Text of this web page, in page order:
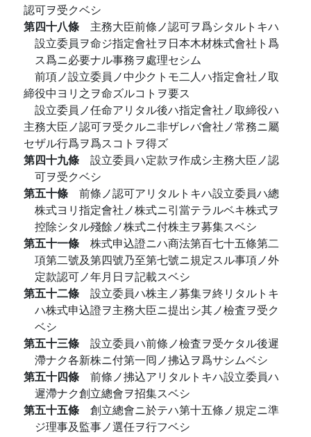
認可ヲ受クベシ
第四十八條 主務大臣前條ノ認可ヲ爲シタルトキハ
設立委員ヲ命ジ指定會社ヲ日本木材株式會社ト爲
ス爲ニ必要ナル事務ヲ處理セシム
前項ノ設立委員ノ中少クトモ二人ハ指定會社ノ取
締役中ヨリ之ヲ命ズルコトヲ要ス
設立委員ノ任命アリタル後ハ指定會社ノ取締役ハ
主務大臣ノ認可ヲ受クルニ非ザレバ會社ノ常務ニ屬
セザル行爲ヲ爲スコトヲ得ズ
第四十九條 設立委員ハ定款ヲ作成シ主務大臣ノ認
可ヲ受クベシ
第五十條 前條ノ認可アリタルトキハ設立委員ハ總
株式ヨリ指定會社ノ株式ニ引當テラルベキ株式ヲ
控除シタル殘餘ノ株式ニ付株主ヲ募集スベシ
第五十一條 株式申込證ニハ商法第百七十五條第二
項第二號及第四號乃至第七號ニ規定スル事項ノ外
定款認可ノ年月日ヲ記載スベシ
第五十二條 設立委員ハ株主ノ募集ヲ終リタルトキ
ハ株式申込證ヲ主務大臣ニ提出シ其ノ檢査ヲ受ク
ベシ
第五十三條 設立委員ハ前條ノ檢査ヲ受ケタル後遲
滯ナク各新株ニ付第一囘ノ拂込ヲ爲サシムベシ
第五十四條 前條ノ拂込アリタルトキハ設立委員ハ
遲滯ナク創立總會ヲ招集スベシ
第五十五條 創立總會ニ於テハ第十五條ノ規定ニ準
ジ理事及監事ノ選任ヲ行フベシ